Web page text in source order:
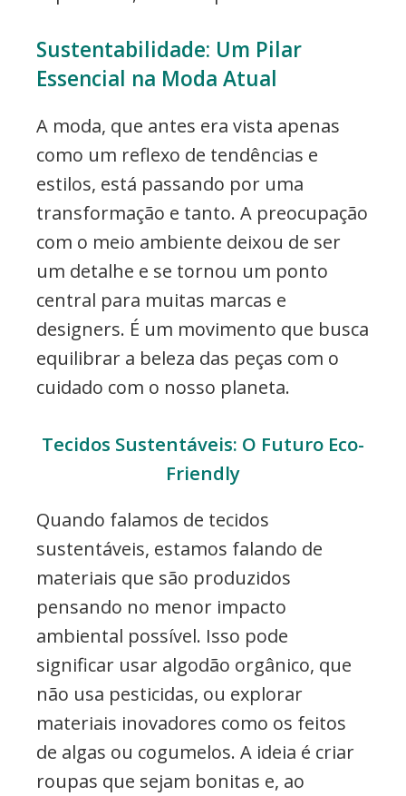
Sustentabilidade: Um Pilar
Essencial na Moda Atual
A moda, que antes era vista apenas
como um reflexo de tendências e
estilos, está passando por uma
transformação e tanto. A preocupação
com o meio ambiente deixou de ser
um detalhe e se tornou um ponto
central para muitas marcas e
designers. É um movimento que busca
equilibrar a beleza das peças com o
cuidado com o nosso planeta.
Tecidos Sustentáveis: O Futuro Eco-
Friendly
Quando falamos de tecidos
sustentáveis, estamos falando de
materiais que são produzidos
pensando no menor impacto
ambiental possível. Isso pode
significar usar algodão orgânico, que
não usa pesticidas, ou explorar
materiais inovadores como os feitos
de algas ou cogumelos. A ideia é criar
roupas que sejam bonitas e, ao